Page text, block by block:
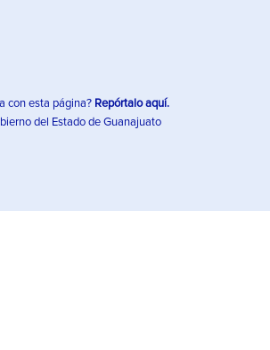
con esta página? Repórtalo aquí.
del Estado de Guanajuato